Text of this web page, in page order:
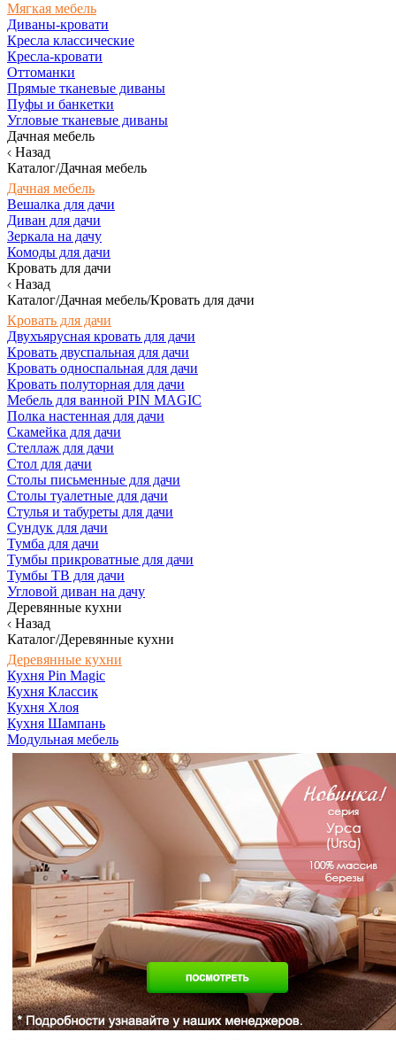
Мягкая мебель
Диваны-кровати
Кресла классические
Кресла-кровати
Оттоманки
Прямые тканевые диваны
Пуфы и банкетки
Угловые тканевые диваны
Дачная мебель
Назад
Каталог/Дачная мебель
Дачная мебель
Вешалка для дачи
Диван для дачи
Зеркала на дачу
Комоды для дачи
Кровать для дачи
Назад
Каталог/Дачная мебель/Кровать для дачи
Кровать для дачи
Двухъярусная кровать для дачи
Кровать двуспальная для дачи
Кровать односпальная для дачи
Кровать полуторная для дачи
Мебель для ванной PIN MAGIC
Полка настенная для дачи
Скамейка для дачи
Стеллаж для дачи
Стол для дачи
Столы письменные для дачи
Столы туалетные для дачи
Стулья и табуреты для дачи
Сундук для дачи
Тумба для дачи
Тумбы прикроватные для дачи
Тумбы ТВ для дачи
Угловой диван на дачу
Деревянные кухни
Назад
Каталог/Деревянные кухни
Деревянные кухни
Кухня Pin Magic
Кухня Классик
Кухня Хлоя
Кухня Шампань
Модульная мебель